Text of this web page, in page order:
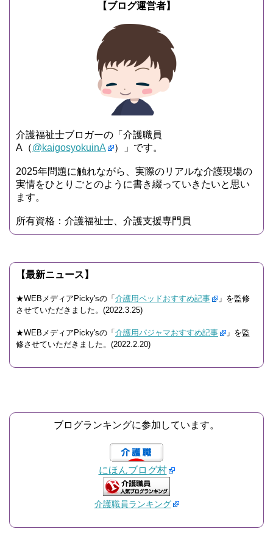
【ブログ運営者】
介護福祉士ブロガーの「介護職員
A（@kaigosyokuinA ）」です。
2025年問題に触れながら、実際のリアルな介護現場の
実情をひとりごとのように書き綴っていきたいと思い
ます。
所有資格：介護福祉士、介護支援専門員
【最新ニュース】
★WEBメディアPicky'sの「 介護用ベッドおすすめ記事
」を監修
させていただきました。(2022.3.25)
★WEBメディアPicky'sの「 介護用パジャマおすすめ記事
」を監
修させていただきました。(2022.2.20)
ブログランキングに参加しています。
にほんブログ村
介護職員ランキング